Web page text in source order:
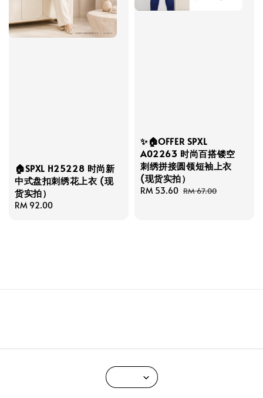
🏠SPXL H25228 时尚新
中式盘扣刺绣花上衣 (现
货实拍）
Regular
RM 92.00
✨🏠OFFER SPXL
A02263 时尚百搭镂空
刺绣拼接圆领短袖上衣
(现货实拍）
Sale
RM 53.60 Regular
RM 67.00